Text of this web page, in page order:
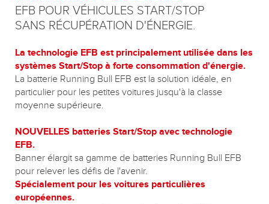
EFB POUR VÉHICULES START/STOP
SANS RÉCUPÉRATION D'ÉNERGIE.
La technologie EFB est principalement utilisée dans les
systèmes Start/Stop à forte consommation d'énergie.
La batterie Running Bull EFB est la solution idéale, en
particulier pour les petites voitures jusqu'à la classe
moyenne supérieure.
NOUVELLES batteries Start/Stop avec technologie
EFB.
Banner élargit sa gamme de batteries Running Bull EFB
pour relever les défis de l'avenir.
Spécialement pour les voitures particulières
européennes.